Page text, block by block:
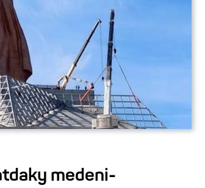
medeni-